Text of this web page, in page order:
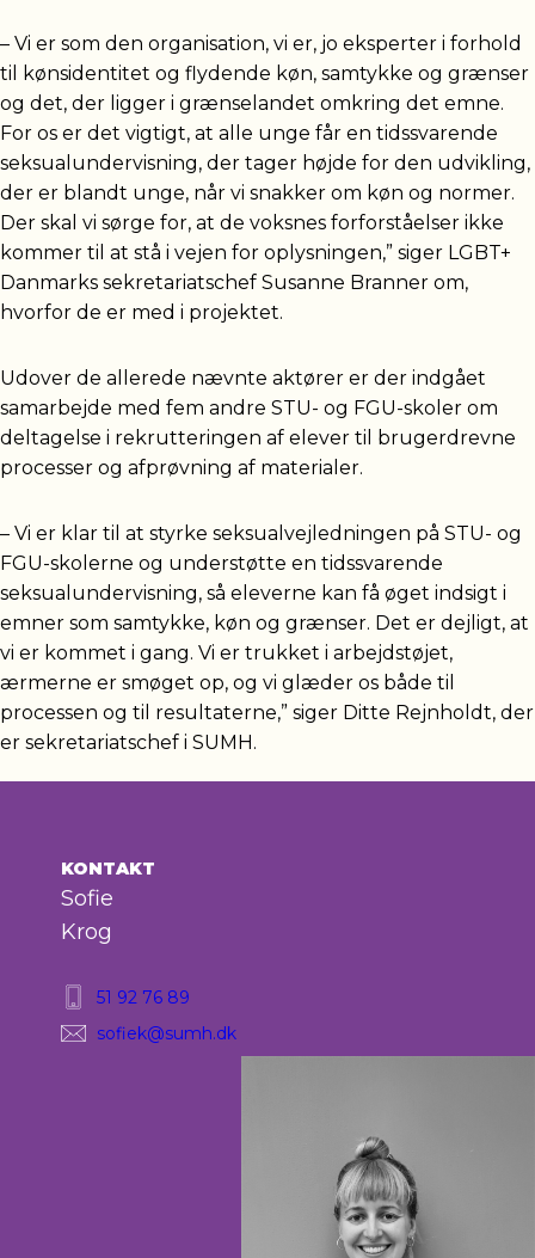
– Vi er som den organisation, vi er, jo eksperter i forhold
til kønsidentitet og flydende køn, samtykke og grænser
og det, der ligger i grænselandet omkring det emne.
For os er det vigtigt, at alle unge får en tidssvarende
seksualundervisning, der tager højde for den udvikling,
der er blandt unge, når vi snakker om køn og normer.
Der skal vi sørge for, at de voksnes forforståelser ikke
kommer til at stå i vejen for oplysningen,” siger LGBT+
Danmarks sekretariatschef Susanne Branner om,
hvorfor de er med i projektet.
Udover de allerede nævnte aktører er der indgået
samarbejde med fem andre STU- og FGU-skoler om
deltagelse i rekrutteringen af elever til brugerdrevne
processer og afprøvning af materialer.
– Vi er klar til at styrke seksualvejledningen på STU- og
FGU-skolerne og understøtte en tidssvarende
seksualundervisning, så eleverne kan få øget indsigt i
emner som samtykke, køn og grænser. Det er dejligt, at
vi er kommet i gang. Vi er trukket i arbejdstøjet,
ærmerne er smøget op, og vi glæder os både til
processen og til resultaterne,” siger Ditte Rejnholdt, der
er sekretariatschef i SUMH.
KONTAKT
Sofie
Krog
51 92 76 89
sofiek@sumh.dk